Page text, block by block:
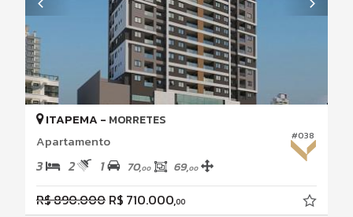
#038
ITAPEMA - MORRETES
Apartamento
3 2 1 70,00 69,00
R$ 890.000 R$ 710.000,00